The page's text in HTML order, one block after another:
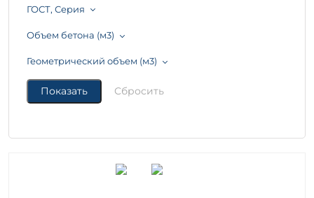
ГОСТ, Серия
Объем бетона (м3)
Геометрический объем (м3)